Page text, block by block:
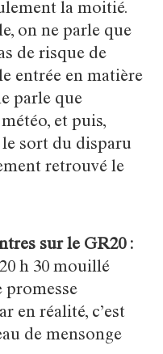
la moitié.
on ne parle que
de risque de
entrée en matière
parle que
et puis,
sort du disparu
retrouvé le
sur le GR20 :
h 30 mouillé
promesse
en réalité, c’est
de mensonge